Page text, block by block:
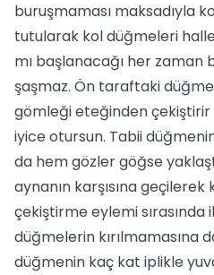
buruşmaması maksadıyla
tutularak kol düğmeleri
mı başlanacağı her zaman
şaşmaz. Ön taraftaki
gömleği eteğinden
iyice otursun. Tabii
da hem gözler göğse
aynanın karşısına
çekiştirme eylemi sırasında
düğmelerin kırılmamasına
düğmenin kaç kat iplikle